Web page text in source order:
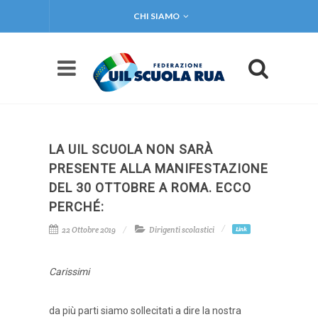
CHI SIAMO
LA UIL SCUOLA NON SARÀ
PRESENTE ALLA MANIFESTAZIONE
DEL 30 OTTOBRE A ROMA. ECCO
PERCHÉ:
22 Ottobre 2019 Dirigenti scolastici Link
Carissimi
da più parti siamo sollecitati a dire la nostra